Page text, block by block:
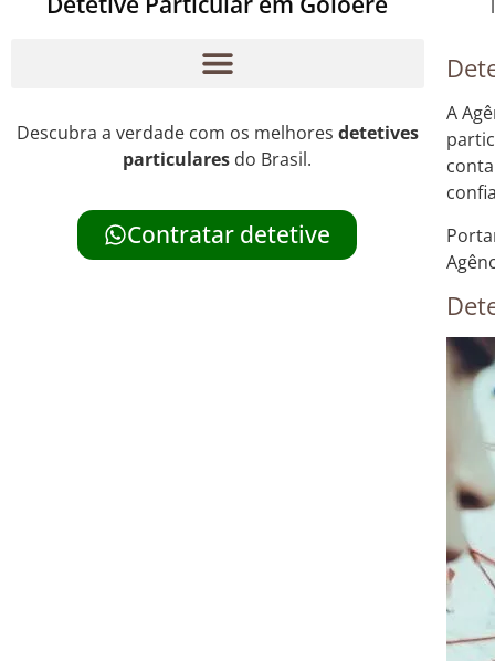
Descubra a verdade com os melhores detetives
particulares do Brasil.
Contratar detetive
A